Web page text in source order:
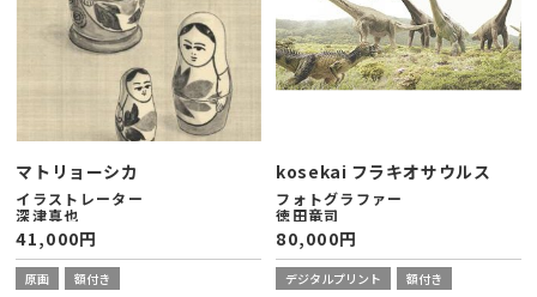
マトリョーシカ
イラストレーター
深津真也
41,000円
原画 額付き
kosekai フラキオサウルス
フォトグラファー
徳田竜司
80,000円
デジタルプリント 額付き